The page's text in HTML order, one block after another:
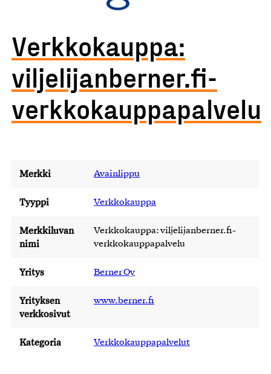
Verkkokauppa:
viljelijanberner.fi-
verkkokauppapalvelu
Merkki Avainlippu
Tyyppi Verkkokauppa
Merkkiluvan
nimi
Verkkokauppa: viljelijanberner.fi-
verkkokauppapalvelu
Yritys Berner Oy
Yrityksen
verkkosivut
www.berner.fi
Kategoria Verkkokauppapalvelut